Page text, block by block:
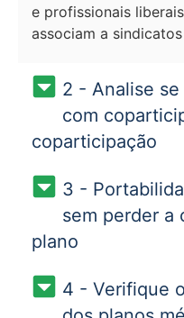
e profissionais
associam a
2 - Analise
com
coparticipação
3 -
sem perder a
plano
4 - Verifique